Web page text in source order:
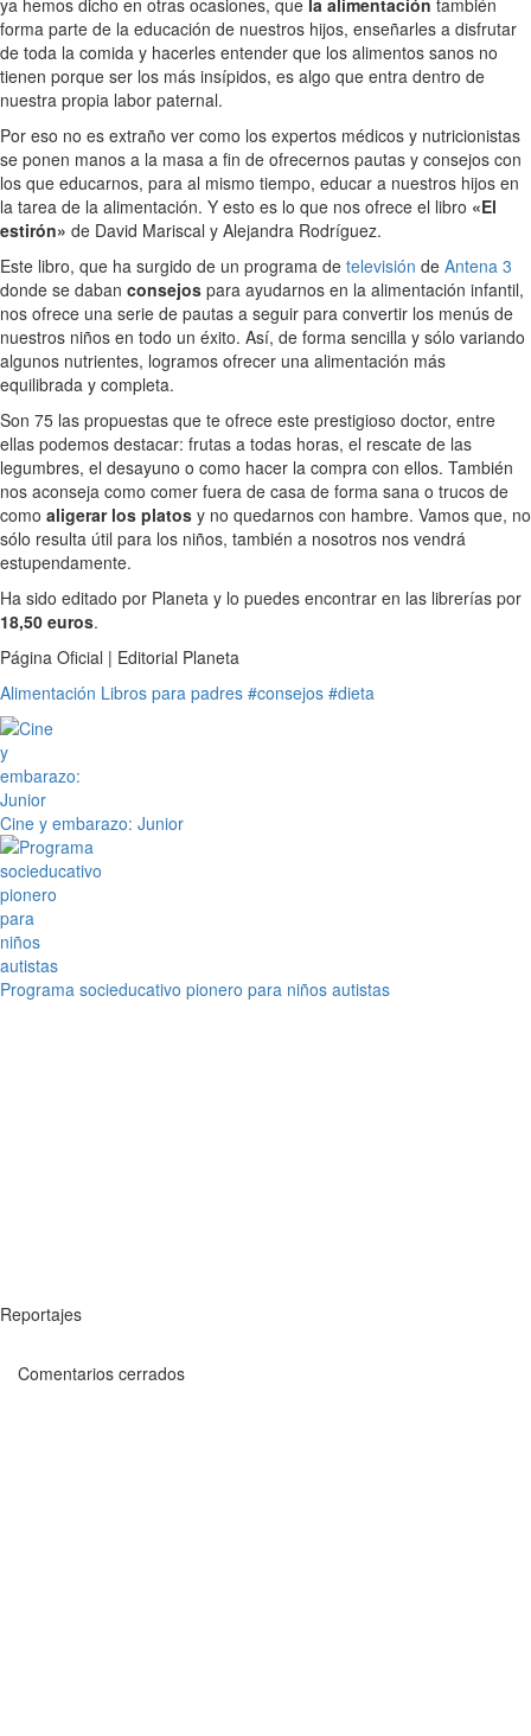
ya hemos dicho en otras ocasiones, que la alimentación también
forma parte de la educación de nuestros hijos, enseñarles a disfrutar
de toda la comida y hacerles entender que los alimentos sanos no
tienen porque ser los más insípidos, es algo que entra dentro de
nuestra propia labor paternal.
Por eso no es extraño ver como los expertos médicos y nutricionistas
se ponen manos a la masa a fin de ofrecernos pautas y consejos con
los que educarnos, para al mismo tiempo, educar a nuestros hijos en
la tarea de la alimentación. Y esto es lo que nos ofrece el libro «El
estirón» de David Mariscal y Alejandra Rodríguez.
Este libro, que ha surgido de un programa de televisión de Antena 3
donde se daban consejos para ayudarnos en la alimentación infantil,
nos ofrece una serie de pautas a seguir para convertir los menús de
nuestros niños en todo un éxito. Así, de forma sencilla y sólo variando
algunos nutrientes, logramos ofrecer una alimentación más
equilibrada y completa.
Son 75 las propuestas que te ofrece este prestigioso doctor, entre
ellas podemos destacar: frutas a todas horas, el rescate de las
legumbres, el desayuno o como hacer la compra con ellos. También
nos aconseja como comer fuera de casa de forma sana o trucos de
como aligerar los platos y no quedarnos con hambre. Vamos que, no
sólo resulta útil para los niños, también a nosotros nos vendrá
estupendamente.
Ha sido editado por Planeta y lo puedes encontrar en las librerías por
18,50 euros.
Página Oficial | Editorial Planeta
Alimentación Libros para padres #consejos #dieta
Cine y embarazo: Junior
Programa socieducativo pionero para niños autistas
Reportajes
Comentarios cerrados